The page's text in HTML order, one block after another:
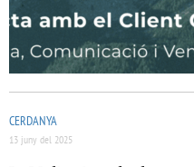
CERDANYA
13 juny del 2025